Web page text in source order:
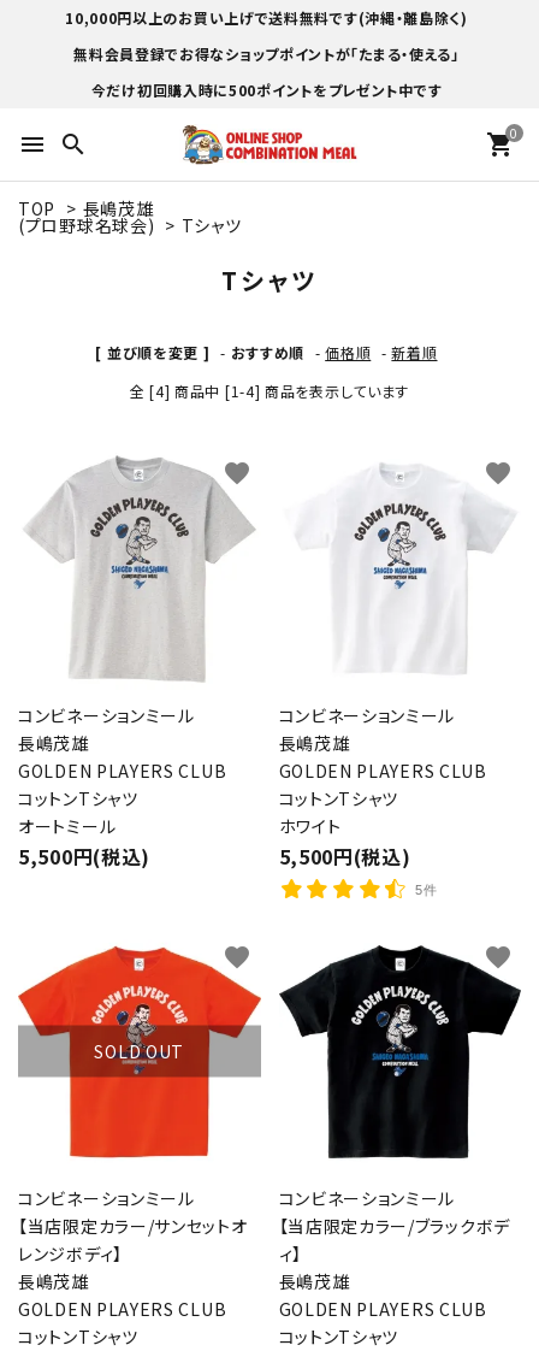
10,000円以上のお買い上げで送料無料です(沖縄・離島除く)
無料会員登録でお得なショップポイントが「たまる・使える」
今だけ初回購入時に500ポイントをプレゼント中です
menu search 0
shopping_cart
TOP > 長嶋茂雄
(プロ野球名球会) > Tシャツ
Tシャツ
[ 並び順を変更 ] - おすすめ順 -価格順 -新着順
全 [4] 商品中 [1-4] 商品を表示しています
コンビネーションミール
長嶋茂雄
GOLDEN PLAYERS CLUB
コットンTシャツ
オートミール
5,500円(税込)
favorite
コンビネーションミール
長嶋茂雄
GOLDEN PLAYERS CLUB
コットンTシャツ
ホワイト
5,500円(税込)
5件
favorite
SOLD OUT
コンビネーションミール
【当店限定カラー/サンセットオ
レンジボディ】
長嶋茂雄
GOLDEN PLAYERS CLUB
コットンTシャツ
favorite
コンビネーションミール
【当店限定カラー/ブラックボデ
ィ】
長嶋茂雄
GOLDEN PLAYERS CLUB
コットンTシャツ
favorite